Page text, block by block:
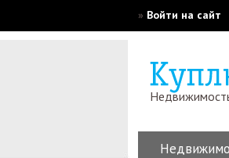
» Войти на сайт